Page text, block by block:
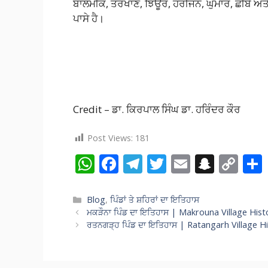
ਬਾਲਮੀਕ, ਤਰਖਾਣ, ਝਿਊਰ, ਹਰੀਜਨ, ਘੁਮਾਰ, ਛੀਂਬੇ
ਪਾਸੇ ਹੈ।
Credit – ਡਾ. ਕਿਰਪਾਲ ਸਿੰਘ ਡਾ. ਹਰਿੰਦਰ ਕੌਰ
Post Views: 181
W
at
s
F
e
b
T
e
gr
T
itt
er
E
ai
l
S
p
C
y
Categories
Blog,ਪਿੰਡਾਂ ਤੇ ਸ਼ਹਿਰਾਂ ਦਾ ਇਤਿਹਾਸ
ਮਕੜੌਨਾ ਪਿੰਡ ਦਾ ਇਤਿਹਾਸ | Makrouna Village
ਰਤਨਗੜ੍ਹ ਪਿੰਡ ਦਾ ਇਤਿਹਾਸ | Ratangarh Village